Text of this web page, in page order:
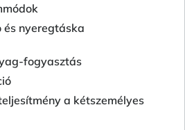
és nyeregtáska
fogyasztás
a kétszemélyes